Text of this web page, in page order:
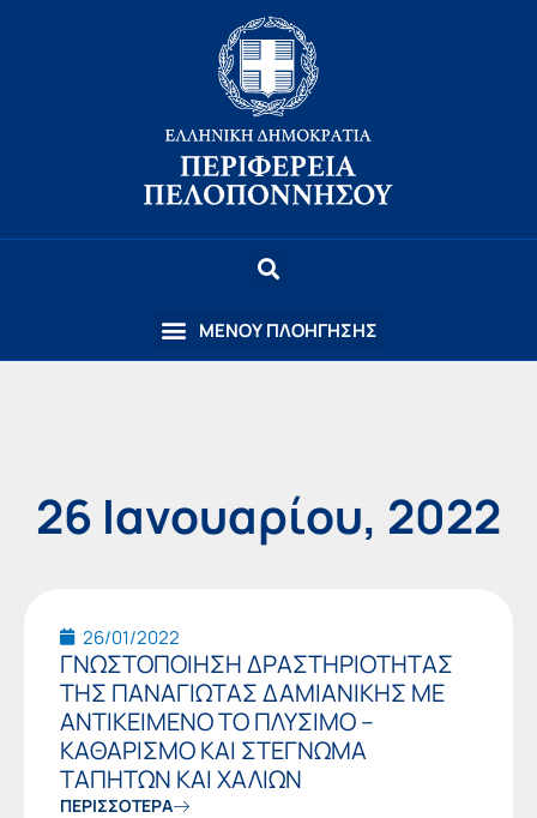
26 Ιανουαρίου, 2022
26/01/2022
ΓΝΩΣΤΟΠΟΙΗΣΗ ΔΡΑΣΤΗΡΙΟΤΗΤΑΣ
ΤΗΣ ΠΑΝΑΓΙΩΤΑΣ ΔΑΜΙΑΝΙΚΗΣ ΜΕ
ΑΝΤΙΚΕΙΜΕΝΟ ΤΟ ΠΛΥΣΙΜΟ –
ΚΑΘΑΡΙΣΜΟ ΚΑΙ ΣΤΕΓΝΩΜΑ
ΤΑΠΗΤΩΝ ΚΑΙ ΧΑΛΙΩΝ
ΠΕΡΙΣΣΟΤΕΡΑ